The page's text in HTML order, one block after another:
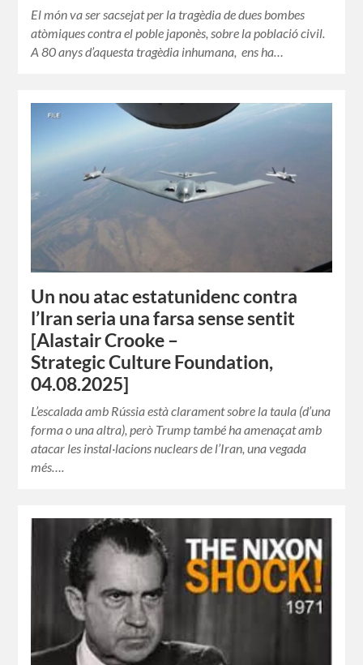
El món va ser sacsejat per la tragèdia de dues bombes
atòmiques contra el poble japonès, sobre la població civil.
A 80 anys d’aquesta tragèdia inhumana, ens ha…
Un nou atac estatunidenc contra
l’Iran seria una farsa sense sentit
[Alastair Crooke –
Strategic Culture Foundation,
04.08.2025]
L’escalada amb Rússia està clarament sobre la taula (d’una
forma o una altra), però Trump també ha amenaçat amb
atacar les instal·lacions nuclears de l’Iran, una vegada
més….